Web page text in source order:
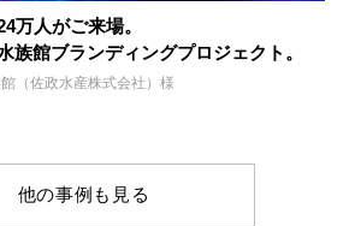
万人がご来場。
族館ブランディングプロジェクト。
（佐政水産株式会社）様
他の事例も見る